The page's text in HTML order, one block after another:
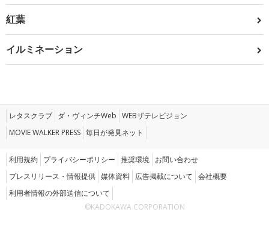
紅葉
イルミネーション
レタスクラブ ダ・ヴィンチWeb WEBザテレビジョン
MOVIE WALKER PRESS 毎日が発見ネット
利用規約 プライバシーポリシー 推奨環境 お問い合わせ
プレスリリース・情報提供 媒体資料 広告掲載について 会社概要
利用者情報の外部送信について
©KADOKAWA CORPORATION